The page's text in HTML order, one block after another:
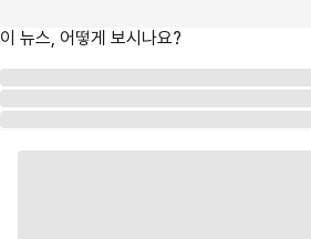
이 뉴스, 어떻게 보시나요?